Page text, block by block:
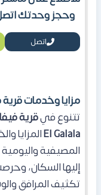
وحجز وحدتك اتصل بنا
اتصل
مزايا وخدمات
تتنوع في
El Galalaالمزايا
المصيفية
إليها السكان،
تكثيف المرافق